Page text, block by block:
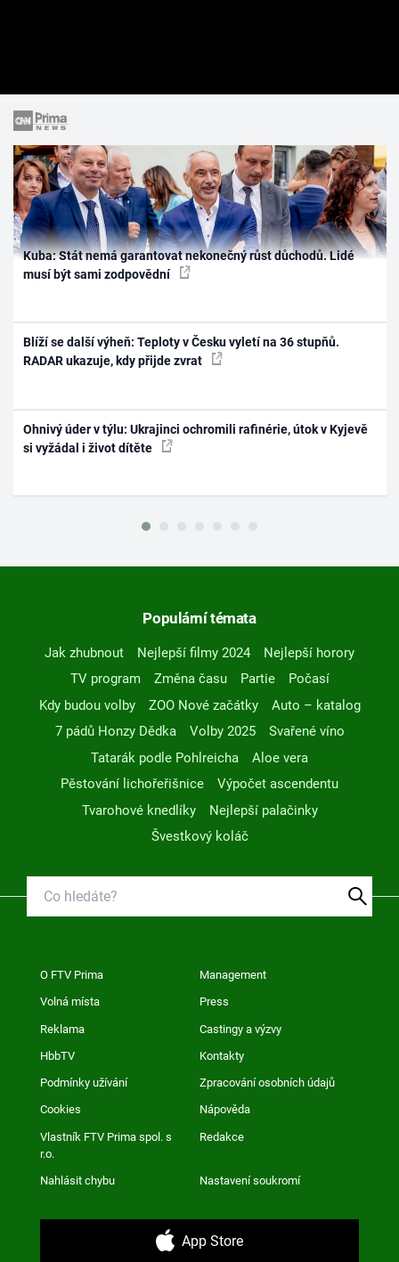
Kuba: Stát nemá garantovat nekonečný růst důchodů. Lidé
musí být sami zodpovědní
Blíží se další výheň: Teploty v Česku vyletí na 36 stupňů.
RADAR ukazuje, kdy přijde zvrat
Ohnivý úder v týlu: Ukrajinci ochromili rafinérie, útok v Kyjevě
si vyžádal i život dítěte
Populární témata
Jak zhubnout Nejlepší filmy 2024
Nejlepší horory
TV program
Změna času Partie
Počasí
Kdy budou volby
ZOO Nové začátky
Auto – katalog
7 pádů Honzy Dědka
Volby 2025
Svařené víno
Tatarák podle Pohlreicha
Aloe vera
Pěstování lichořeřišnice
Výpočet ascendentu
Tvarohové knedlíky
Nejlepší palačinky
Švestkový koláč
O FTV Prima Management
Volná místa Press
Reklama Castingy a výzvy
HbbTV Kontakty
Podmínky užívání Zpracování osobních údajů
Cookies Nápověda
Vlastník FTV Prima spol. s
r.o.
Redakce
Nahlásit chybu Nastavení soukromí
App Store